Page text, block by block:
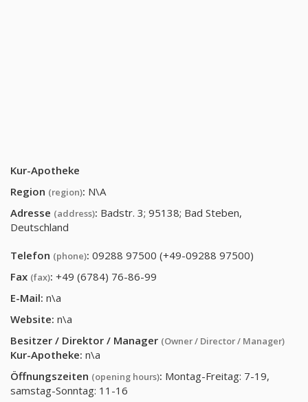
Kur-Apotheke
Region (region): N\A
Adresse (address): Badstr. 3; 95138; Bad Steben,
Deutschland
Telefon (phone): 09288 97500 (+49-09288 97500)
Fax (fax): +49 (6784) 76-86-99
E-Mail: n\a
Website: n\a
Besitzer / Direktor / Manager (Owner / Director / Manager)
Kur-Apotheke: n\a
Öffnungszeiten (opening hours): Montag-Freitag: 7-19,
samstag-Sonntag: 11-16